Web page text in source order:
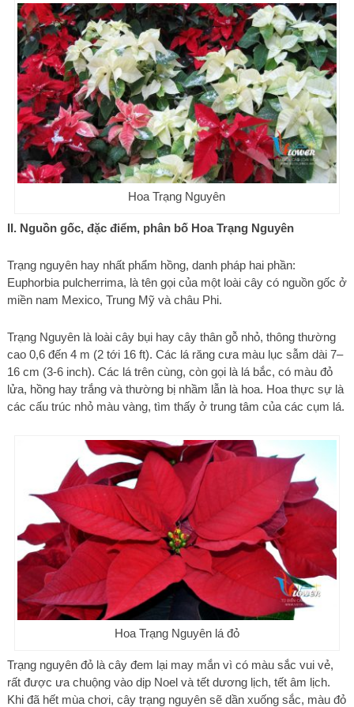
Hoa Trạng Nguyên
II. Nguồn gốc, đặc điểm, phân bố Hoa Trạng Nguyên
Trạng nguyên hay nhất phẩm hồng, danh pháp hai phần:
Euphorbia pulcherrima, là tên gọi của một loài cây có nguồn gốc ở
miền nam Mexico, Trung Mỹ và châu Phi.
Trạng Nguyên là loài cây bụi hay cây thân gỗ nhỏ, thông thường
cao 0,6 đến 4 m (2 tới 16 ft). Các lá răng cưa màu lục sẫm dài 7–
16 cm (3-6 inch). Các lá trên cùng, còn gọi là lá bắc, có màu đỏ
lửa, hồng hay trắng và thường bị nhầm lẫn là hoa. Hoa thực sự là
các cấu trúc nhỏ màu vàng, tìm thấy ở trung tâm của các cụm lá.
Hoa Trạng Nguyên lá đỏ
Trạng nguyên đỏ là cây đem lại may mắn vì có màu sắc vui vẻ,
rất được ưa chuộng vào dịp Noel và tết dương lịch, tết âm lịch.
Khi đã hết mùa chơi, cây trạng nguyên sẽ dần xuống sắc, màu đỏ